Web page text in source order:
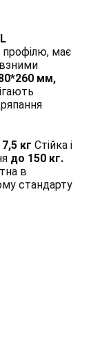
профілю, має
мм,
кг Стійка і
до 150 кг.
в
стандарту